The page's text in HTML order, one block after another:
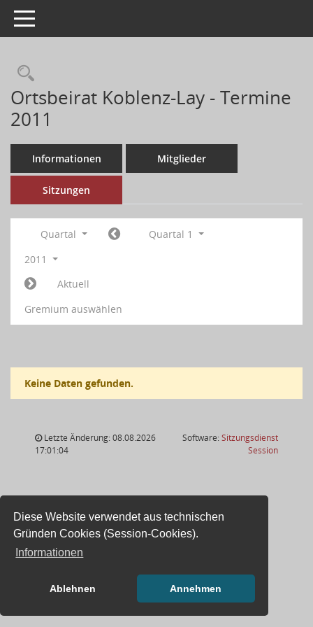
Diese Website verwendet aus technischen
Gründen Cookies (Session-Cookies).
Informationen
Ablehnen Annehmen
Toggle navigation
Ortsbeirat Koblenz-Lay - Termine
2011
Informationen Mitglieder
Sitzungen
Quartal
Quartal 1
2011
Aktuell
Gremium auswählen
Keine Daten gefunden.
Letzte Änderung: 08.08.2026
17:01:04
Software:Sitzungsdienst
Session(Wird in